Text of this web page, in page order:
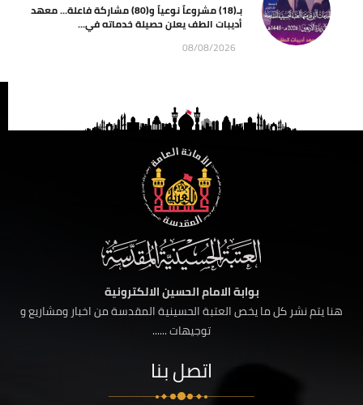
بـ(18) مشروعاً نوعياً و(80) مشاركة فاعلة… معهد
أديبات الطف يعلن حصيلة خدماته في...
08/08/2026
بوابة الامام الحسين الالكترونية
هنا يتم نشر كل ما يخص العتبة الحسينية المقدسة من اخبار ومشاريع و
توجيهات ......
اتصل بنا